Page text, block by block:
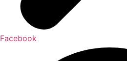
Facebook